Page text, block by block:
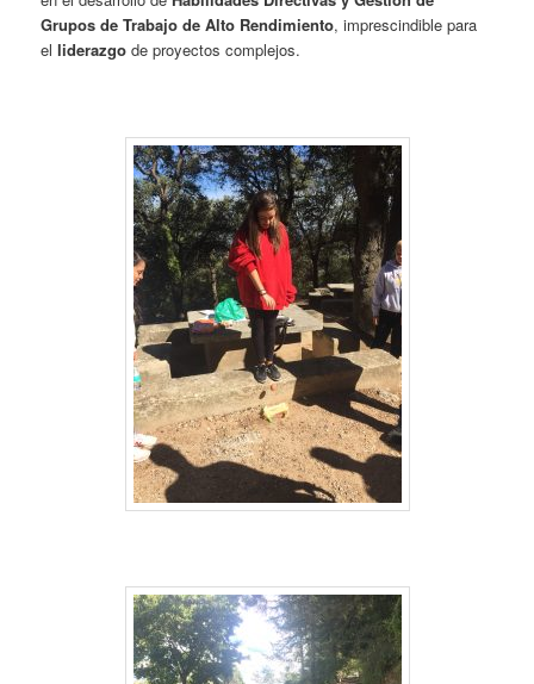
Grupos de Trabajo de Alto Rendimiento, imprescindible para
elliderazgo de proyectos complejos.